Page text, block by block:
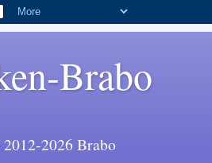
Brabo
2026 Brabo